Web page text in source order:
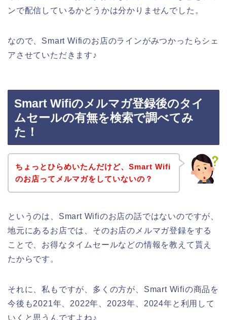
ンで配信しているかどうかは分かりませんでした。
なので、Smart Wifiのお店のラインがみつかったらシェ
アさせていただきます♪
Smart Wifiのメルマガ登録後のタイ
ムセールの有無を検索で調べてみ
た！
ちょっとひらめいたんだけど、Smart Wifi
のお店ってメルマガをしていないの？
というのは、Smart Wifiのお店の話ではないのですが、
地元にあるお店では、そのお店のメルマガ登録をする
ことで、お得なタイムセールなどの情報を教えて貰え
たからです。
それに、私もですが、多くの方が、Smart Wifiの商品を
今後も2021年、2022年、2023年、2024年と利用して
いくと思うんですよね♪